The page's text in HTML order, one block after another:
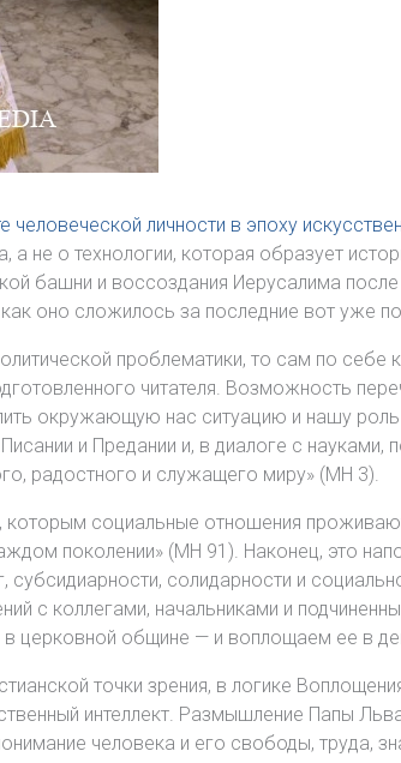
личности в эпоху
не о технологии, которая образует
башни и воссоздания Иерусалима
оно сложилось за последние вот уже
проблематики, то сам по себе
читателя. Возможность
окружающую нас ситуацию и нашу роль
и Предании и, в диалоге с науками,
радостного и служащего миру» (MH 3).
социальные отношения
поколении» (MH 91). Наконец, это
солидарности и
с коллегами, начальниками и
церковной общине — и воплощаем ее в
точки зрения, в логике
интеллект. Размышление Папы
человека и его свободы, труда,